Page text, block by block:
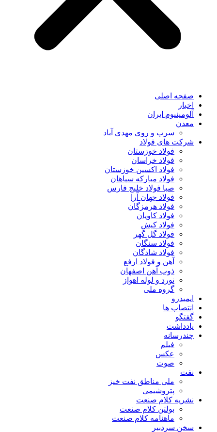
صفحه اصلی
اخبار
آلومینیوم ایران
معدن
سرب و روی مهدی آباد
شرکت های فولاد
فولاد خوزستان
فولاد خراسان
فولاد اکسین خوزستان
فولاد مبارکه سپاهان
صبا فولاد خلیج فارس
فولاد جهان آرا
فولاد هرمزگان
فولاد کاویان
فولاد کیش
فولاد گل گهر
فولاد سنگان
فولاد شادگان
آهن و فولاد ارفع
ذوب آهن اصفهان
نورد و لوله اهواز
گروه ملی
ایمیدرو
انتصاب ها
گفتگو
یادداشت
چندرسانه
فیلم
عکس
صوت
نفت
ملی مناطق نفت خیز
پتروشیمی
نشریه کلام صنعت
بولتن کلام صنعت
ماهنامه کلام صنعت
سخن سردبیر